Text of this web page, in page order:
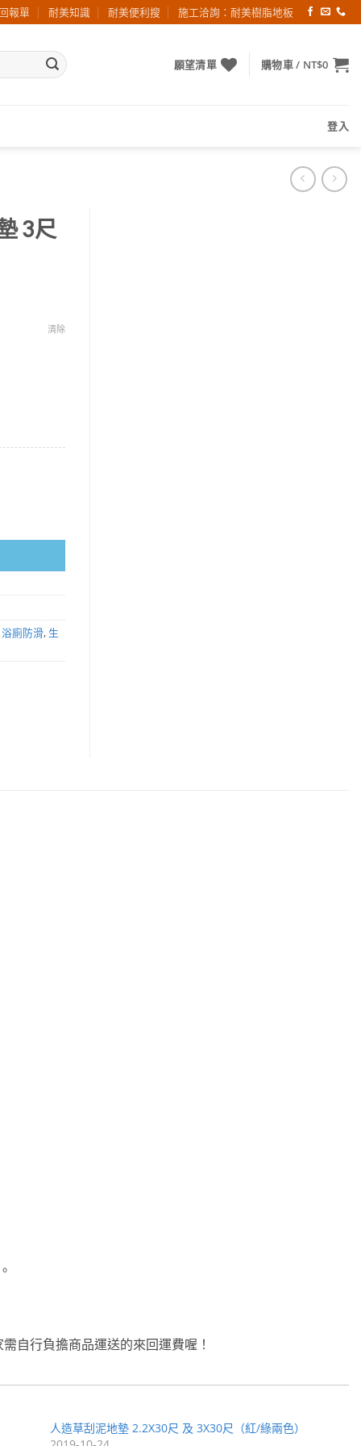
報單 耐美知識 耐美便利搜 施工洽詢：耐美樹脂地板
願望清單 購物車 / NT$0
登入
3尺
清除
浴廁防滑,生
自行負擔商品運送的來回運費喔！
人造草刮泥地墊 2.2X30尺 及 3X30尺（紅/綠兩色）